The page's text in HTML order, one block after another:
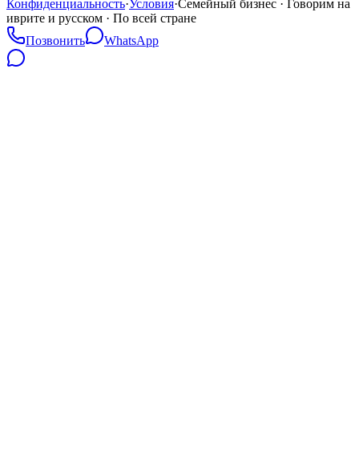
Конфиденциальность·Условия·Семейный бизнес · Говорим на
иврите и русском · По всей стране
Позвонить
WhatsApp